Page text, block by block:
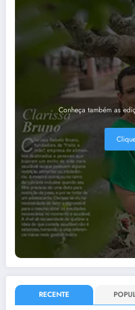
Conheça também as
RECENTE